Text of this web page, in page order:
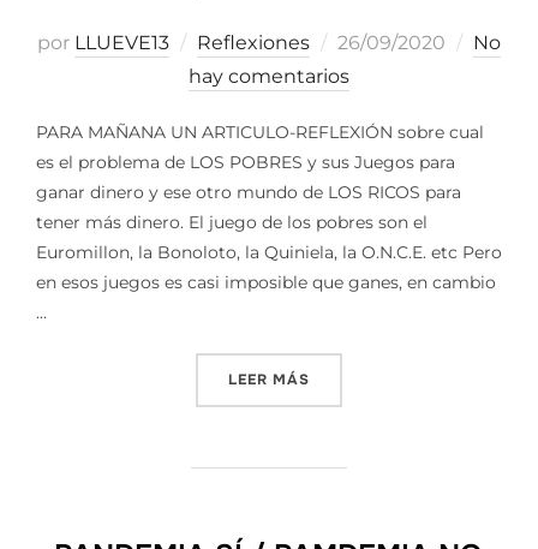
por LLUEVE13 Reflexiones
Publicado
el
26/09/2020
No
hay comentarios
PARA MAÑANA UN ARTICULO-REFLEXIÓN sobre cual
es el problema de LOS POBRES y sus Juegos para
ganar dinero y ese otro mundo de LOS RICOS para
tener más dinero. El juego de los pobres son el
Euromillon, la Bonoloto, la Quiniela, la O.N.C.E. etc Pero
en esos juegos es casi imposible que ganes, en cambio
…
LEER MÁS